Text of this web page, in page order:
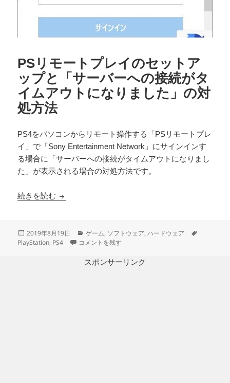
PSリモートプレイのセットア
ップと「サーバーへの接続がタ
イムアウトになりました」の対
処方法
PS4をパソコンからリモート操作する「PSリモートプレ
イ」で「Sony Entertainment Network」にサインインす
る場合に「サーバーへの接続がタイムアウトになりまし
た」が表示される場合の対処方法です。
続きを読む PSリモートプレイのセットアップと「サーバー
投
稿
2019年8月19日
カ
テ
リ
ゲーム, ソフトウェア,ハードウェア
PlayStation, PS4 PSリモートプレイのセットアップと「サーバーへの
コメントを残す
スポンサーリンク